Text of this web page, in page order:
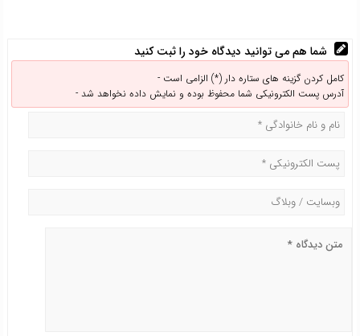
شما هم می توانید دیدگاه خود را ثبت کنید
کامل کردن گزینه های ستاره دار (*) الزامی است -
آدرس پست الکترونیکی شما محفوظ بوده و نمایش داده نخواهد شد -